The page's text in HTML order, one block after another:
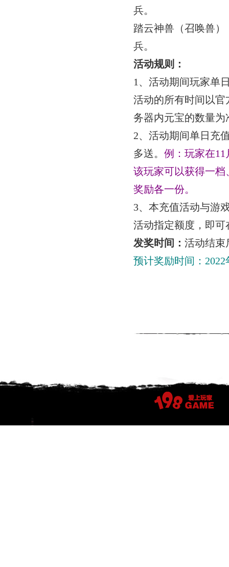
兵。
踏云神兽（召唤兽
兵。
活动规则：
1 、活动期间玩家单
活动的所有时间以
务器内元宝的数量为
2、活动期间单日充
多送。例：玩家在11
该玩家可以获得一
奖励各一份。
3、本充值活动与游
活动指定额度，即
发奖时间：活动结束
预计奖励时间： 2022